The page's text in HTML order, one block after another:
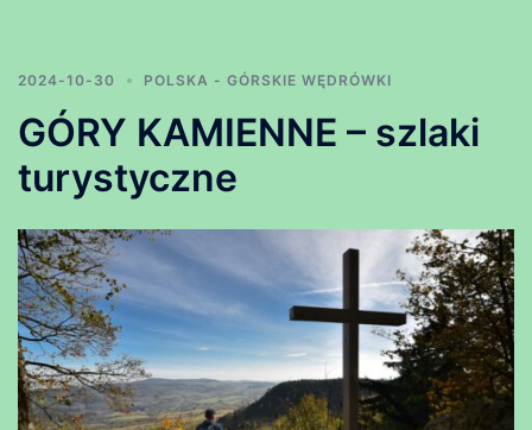
2024-10-30 POLSKA - GÓRSKIE WĘDRÓWKI
GÓRY KAMIENNE – szlaki
turystyczne